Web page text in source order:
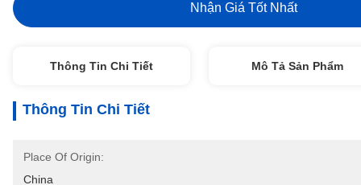
Nhận Giá Tốt Nhất
Thông Tin Chi Tiết Mô Tả Sản Phẩm
Thông Tin Chi Tiết
Place Of Origin:
China